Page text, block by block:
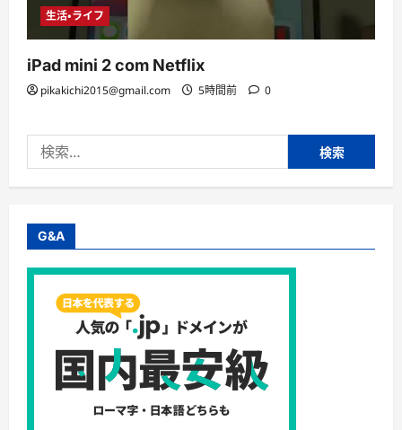
生活・ライフ
iPad mini 2 com Netflix
pikakichi2015@gmail.com 5時間前 0
索:
G&A